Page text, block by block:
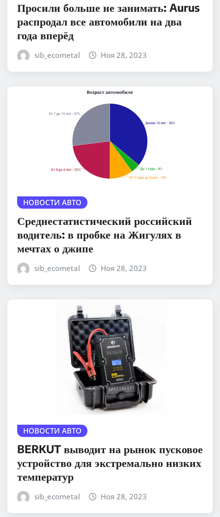
Просили больше не занимать: Aurus
распродал все автомобили на два
года вперёд
sib_ecometal Ноя 28, 2023
НОВОСТИ АВТО
Среднестатистический российский
водитель: в пробке на Жигулях в
мечтах о джипе
sib_ecometal Ноя 28, 2023
НОВОСТИ АВТО
BERKUT выводит на рынок пусковое
устройство для экстремально низких
температур
sib_ecometal Ноя 28, 2023